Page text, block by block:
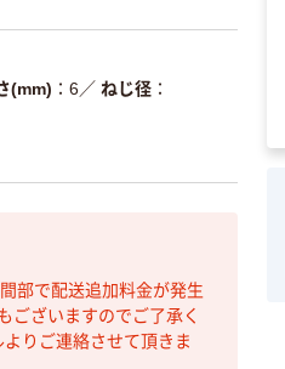
(mm) 6／ ねじ径
間部で配送追加料金が発生
ございますのでご了承く
よりご連絡させて頂きま